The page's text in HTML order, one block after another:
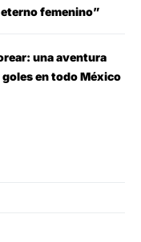
femenino”
una aventura
en todo México